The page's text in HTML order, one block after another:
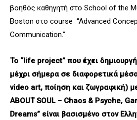
βοηθός καθηγητή στο School of the
Boston στο course “Advanced
Communication.”
Το “life project” που έχει
μέχρι σήμερα σε διαφορετικά
video art, ποίηση και ζωγραφική)
ABOUT SOUL – Chaos & Psyche,
Dreams” είναι βασισμένο στον